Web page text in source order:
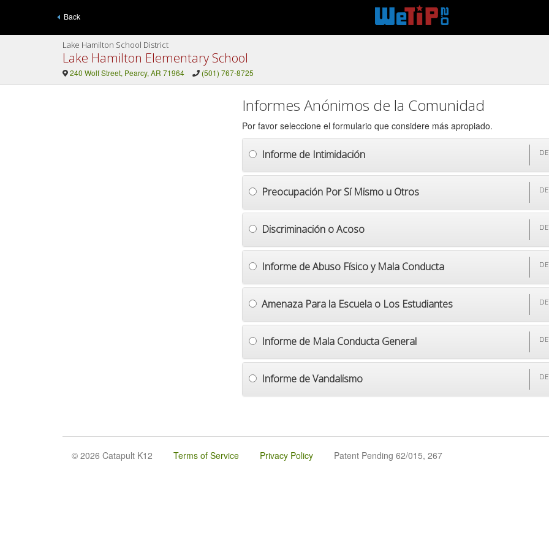
Back
Lake Hamilton School District
Lake Hamilton Elementary School
240 Wolf Street, Pearcy, AR 71964 (501) 767-8725
Informes Anónimos de la Comunidad
Por favor seleccione el formulario que considere más apropiado.
Informe de Intimidación
Preocupación Por Sí Mismo u Otros
Discriminación o Acoso
Informe de Abuso Físico y Mala Conducta
Amenaza Para la Escuela o Los Estudiantes
Informe de Mala Conducta General
Informe de Vandalismo
© 2026 Catapult K12 Terms of Service Privacy Policy Patent Pending 62/015, 267